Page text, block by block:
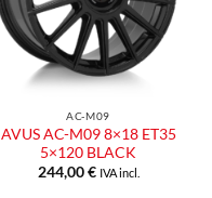
AC-M09
AVUS AC-M09 8×18 ET35
5×120 BLACK
244,00€ IVA incl.